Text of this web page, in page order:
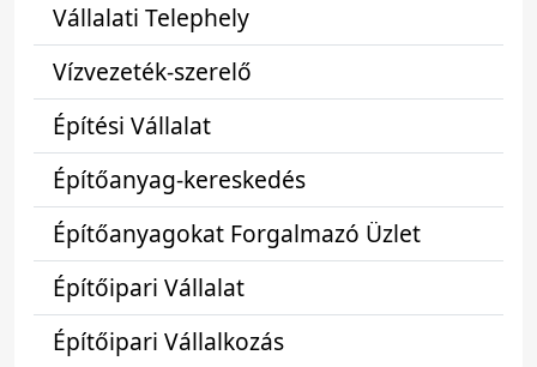
Vállalati Telephely
Vízvezeték-szerelő
Építési Vállalat
Építőanyag-kereskedés
Építőanyagokat Forgalmazó Üzlet
Építőipari Vállalat
Építőipari Vállalkozás